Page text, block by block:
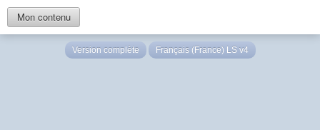
Mon contenu
Version complète Français (France) LS v4